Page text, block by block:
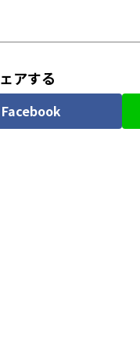
アする
Facebook